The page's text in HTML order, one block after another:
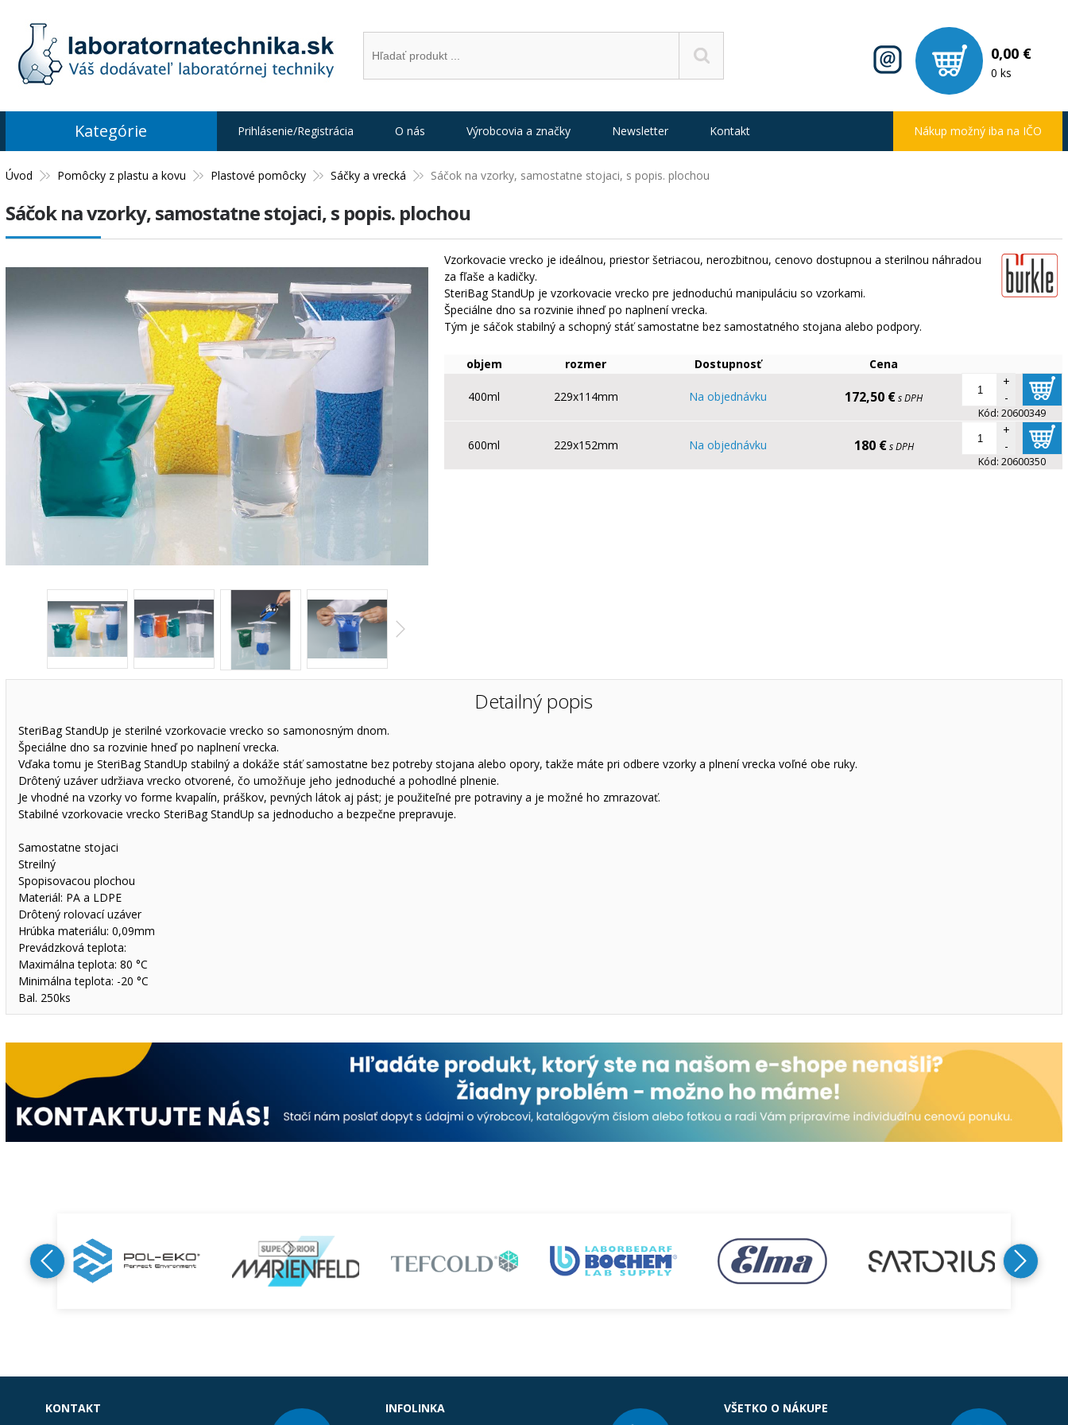
0,00 €
0 ks
Úvod Pomôcky z plastu a kovu Plastové pomôcky Sáčky a vrecká Sáčok na vzorky, samostatne stojaci, s popis. plochou
Sáčok na vzorky, samostatne stojaci, s popis. plochou
Vzorkovacie vrecko je ideálnou, priestor šetriacou, nerozbitnou, cenovo dostupnou a sterilnou náhradou
za fľaše a kadičky.
SteriBag StandUp je vzorkovacie vrecko pre jednoduchú manipuláciu so vzorkami.
Špeciálne dno sa rozvinie ihneď po naplnení vrecka.
Tým je sáčok stabilný a schopný stáť samostatne bez samostatného stojana alebo podpory.
objem rozmer Dostupnosť Cena
400ml 229x114mm Na objednávku 172,50 €s DPH
+
-
Kód: 20600349
600ml 229x152mm Na objednávku 180 € s DPH
+
-
Kód: 20600350
Detailný popis
SteriBag StandUp je sterilné vzorkovacie vrecko so samonosným dnom.
Špeciálne dno sa rozvinie hneď po naplnení vrecka.
Vďaka tomu je SteriBag StandUp stabilný a dokáže stáť samostatne bez potreby stojana alebo opory, takže máte pri odbere vzorky a plnení vrecka voľné obe ruky.
Drôtený uzáver udržiava vrecko otvorené, čo umožňuje jeho jednoduché a pohodlné plnenie.
Je vhodné na vzorky vo forme kvapalín, práškov, pevných látok aj pást; je použiteľné pre potraviny a je možné ho zmrazovať.
Stabilné vzorkovacie vrecko SteriBag StandUp sa jednoducho a bezpečne prepravuje.
Samostatne stojaci
Streilný
Spopisovacou plochou
Materiál: PA a LDPE
Drôtený rolovací uzáver
Hrúbka materiálu: 0,09mm
Prevádzková teplota:
Maximálna teplota: 80 °C
Minimálna teplota: -20 °C
Bal. 250ks
Kategórie Prihlásenie/Registrácia O nás Výrobcovia a značky Newsletter Kontakt Nákup možný iba na IČO
KONTAKT INFOLINKA VŠETKO O NÁKUPE